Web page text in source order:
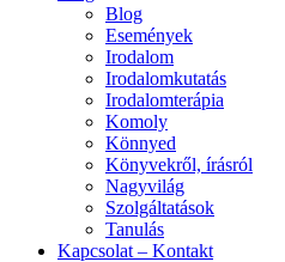
Blog
Események
Irodalom
Irodalomkutatás
Irodalomterápia
Komoly
Könnyed
Könyvekről, írásról
Nagyvilág
Szolgáltatások
Tanulás
Kapcsolat – Kontakt